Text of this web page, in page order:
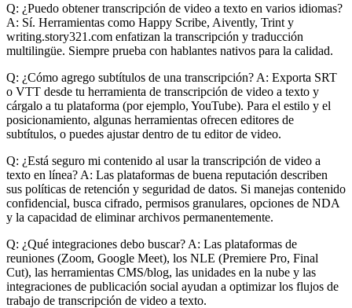
Q: ¿Puedo obtener transcripción de video a texto en varios idiomas?
A: Sí. Herramientas como Happy Scribe, Aivently, Trint y
writing.story321.com enfatizan la transcripción y traducción
multilingüe. Siempre prueba con hablantes nativos para la calidad.
Q: ¿Cómo agrego subtítulos de una transcripción? A: Exporta SRT
o VTT desde tu herramienta de transcripción de video a texto y
cárgalo a tu plataforma (por ejemplo, YouTube). Para el estilo y el
posicionamiento, algunas herramientas ofrecen editores de
subtítulos, o puedes ajustar dentro de tu editor de video.
Q: ¿Está seguro mi contenido al usar la transcripción de video a
texto en línea? A: Las plataformas de buena reputación describen
sus políticas de retención y seguridad de datos. Si manejas contenido
confidencial, busca cifrado, permisos granulares, opciones de NDA
y la capacidad de eliminar archivos permanentemente.
Q: ¿Qué integraciones debo buscar? A: Las plataformas de
reuniones (Zoom, Google Meet), los NLE (Premiere Pro, Final
Cut), las herramientas CMS/blog, las unidades en la nube y las
integraciones de publicación social ayudan a optimizar los flujos de
trabajo de transcripción de video a texto.